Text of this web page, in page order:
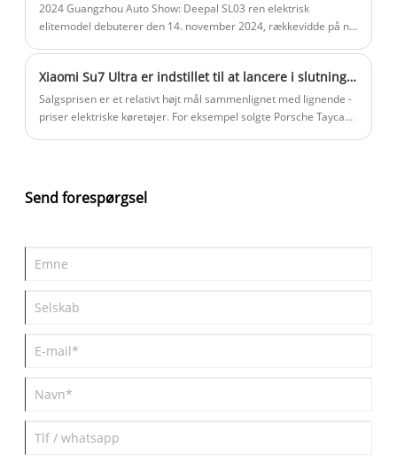
2024 Guangzhou Auto Show: Deepal SL03 ren elektrisk
elitemodel debuterer den 14. november 2024, rækkevidde på ny
Xiaomi Su7 Ultra er indstillet til at lancere i slutningen af ​​februar med et årligt salgsmål på 10.000 enheder.
Salgsprisen er et relativt højt mål sammenlignet med lignende -
priser elektriske køretøjer. For eksempel solgte Porsche Taycan,
Send forespørgsel